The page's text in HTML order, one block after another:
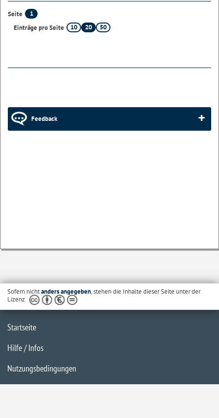
Seite
1
Einträge pro Seite
10 20 50
Feedback
Sofern nichtanders angegeben, stehen die Inhalte dieser Seite unter der
Lizenz
Startseite
Hilfe / Infos
Nutzungsbedingungen